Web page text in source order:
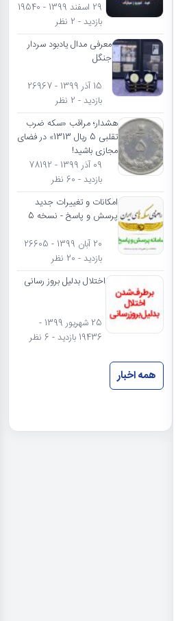
29 اسفند 1399 - 19540
بازدید - 2 نظر
معرفی مدال یادبود سردار
جنگل
15 آذر 1399 - 26967
بازدید - 2 نظر
هشدار؛ مراقب «سکه ضرب
تقلبی 5 ریال 1313» در فضای
مجازی باشید!
09 آذر 1399 - 78192
بازدید - 60 نظر
امکانات و تغییرات جدید
پرسش و پاسخ - نسخه 5
20 آبان 1399 - 26605
بازدید - 20 نظر
اختلال بدلیل بروز رسانی
25 شهریور 1399 -
19436 بازدید - 6 نظر
همه اخبار